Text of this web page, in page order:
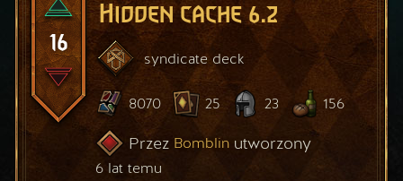
16
Hidden cache 6.2
syndicate deck
8070 25 23 156
Przez Bomblin utworzony
6 lat temu